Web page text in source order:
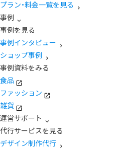
プラン・料金一覧を見る
事例
事例を見る
事例インタビュー
ショップ事例
事例資料をみる
食品
ファッション
雑貨
運営サポート
代行サービスを見る
デザイン制作代行